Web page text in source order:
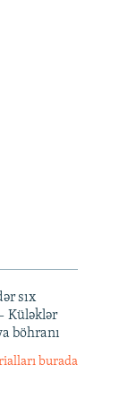
sıx
Küləklər
böhranı
burada